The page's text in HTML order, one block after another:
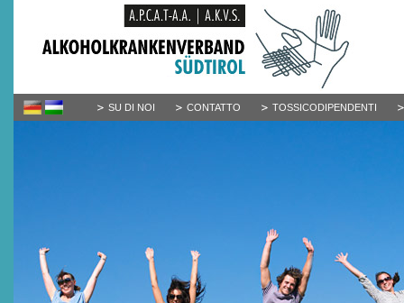
SU DI NOI CONTATTO TOSSICODIPENDENTI